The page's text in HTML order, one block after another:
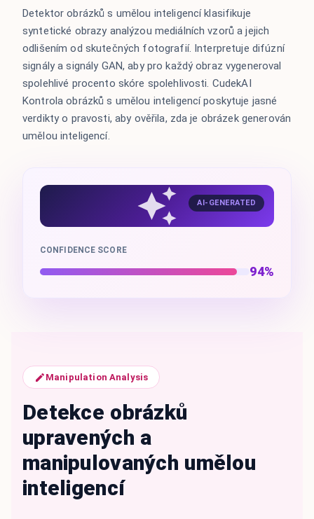
Detektor obrázků s umělou inteligencí klasifikuje
syntetické obrazy analýzou mediálních vzorů a jejich
odlišením od skutečných fotografií. Interpretuje difúzní
signály a signály GAN, aby pro každý obraz vygeneroval
spolehlivé procento skóre spolehlivosti. CudekAI
Kontrola obrázků s umělou inteligencí poskytuje jasné
verdikty o pravosti, aby ověřila, zda je obrázek generován
umělou inteligencí.
AI-GENERATED
CONFIDENCE SCORE
94%
Manipulation Analysis
Detekce obrázků
upravených a
manipulovaných umělou
inteligencí